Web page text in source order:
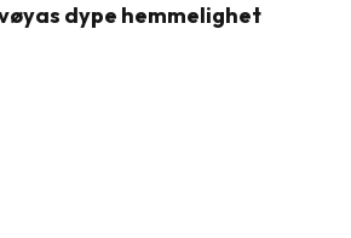
dype hemmelighet